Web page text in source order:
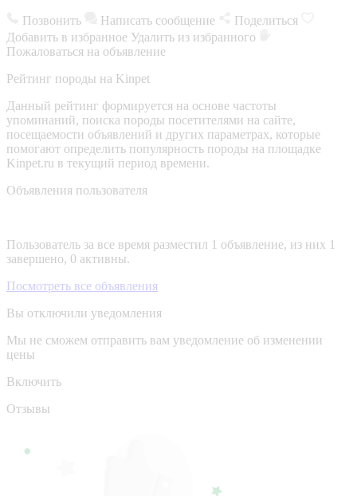
Позвонить Написать сообщение
Поделиться
Добавить в избранное Удалить из избранного
Пожаловаться на объявление
Рейтинг породы на Kinpet
Данный рейтинг формируется на основе частоты
упоминаний, поиска породы посетителями на сайте,
посещаемости объявлений и других параметрах, которые
помогают определить популярность породы на площадке
Kinpet.ru в текущий период времени.
Объявления пользователя
Пользователь за все время разместил 1 объявление, из них 1
завершено, 0 активны.
Посмотреть все объявления
Вы отключили уведомления
Мы не сможем отправить вам уведомление об изменении
цены
Включить
Отзывы